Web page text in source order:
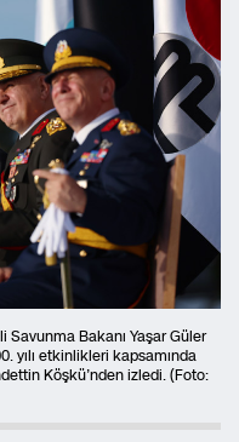
Savunma Bakanı Yaşar Güler
yılı etkinlikleri kapsamında
Köşkü’nden izledi. (Foto: